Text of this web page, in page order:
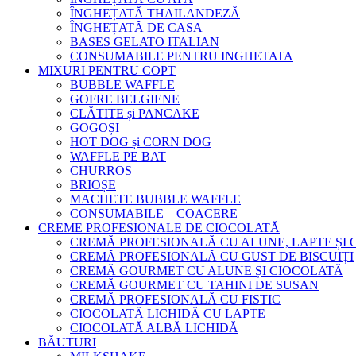
ÎNGHEȚATĂ THAILANDEZĂ
ÎNGHEȚATĂ DE CASA
BASES GELATO ITALIAN
CONSUMABILE PENTRU INGHETATA
MIXURI PENTRU COPT
BUBBLE WAFFLE
GOFRE BELGIENE
CLĂTITE și PANCAKE
GOGOȘI
HOT DOG și CORN DOG
WAFFLE PE BAT
CHURROS
BRIOȘE
MACHETE BUBBLE WAFFLE
CONSUMABILE – COACERE
CREME PROFESIONALE DE CIOCOLATĂ
CREMĂ PROFESIONALĂ CU ALUNE, LAPTE ȘI
CREMĂ PROFESIONALĂ CU GUST DE BISCUIȚI
CREMĂ GOURMET CU ALUNE ȘI CIOCOLATĂ
CREMĂ GOURMET CU TAHINI DE SUSAN
CREMĂ PROFESIONALĂ CU FISTIC
CIOCOLATĂ LICHIDĂ CU LAPTE
CIOCOLATĂ ALBĂ LICHIDĂ
BĂUTURI